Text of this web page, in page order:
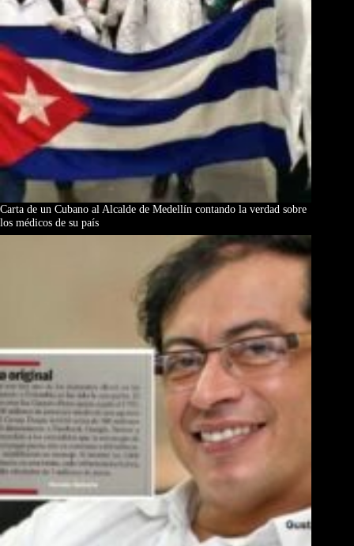
Carta de un Cubano al Alcalde de Medellín contando la verdad sobre
los médicos de su país